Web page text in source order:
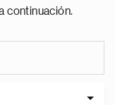
continuación.